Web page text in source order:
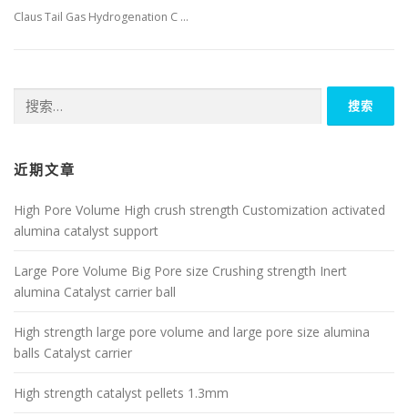
Claus Tail Gas Hydrogenation C …
索：
近期文章
High Pore Volume High crush strength Customization activated
alumina catalyst support
Large Pore Volume Big Pore size Crushing strength Inert
alumina Catalyst carrier ball
High strength large pore volume and large pore size alumina
balls Catalyst carrier
High strength catalyst pellets 1.3mm